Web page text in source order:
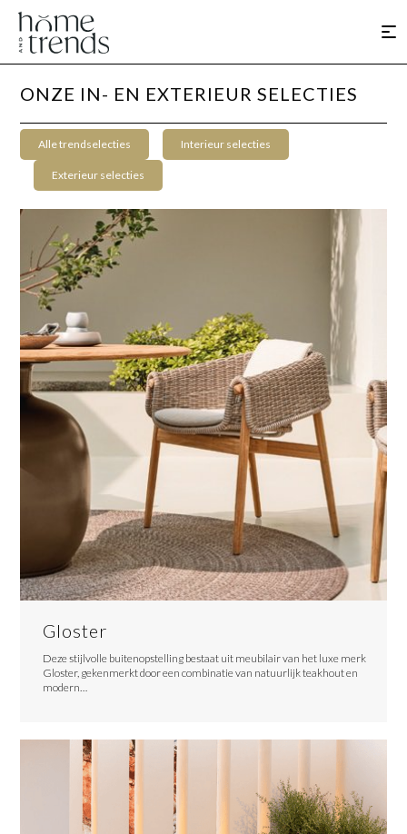
ONZE IN- EN EXTERIEUR SELECTIES
Alle trendselecties Interieur selecties
Exterieur selecties
Gloster
Deze stijlvolle buitenopstelling bestaat uit meubilair van het luxe merk
Gloster, gekenmerkt door een combinatie van natuurlijk teakhout en
modern…